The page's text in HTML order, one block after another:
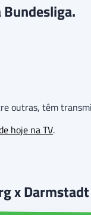
outras, têm
hoje na TV.
x Darmstadt